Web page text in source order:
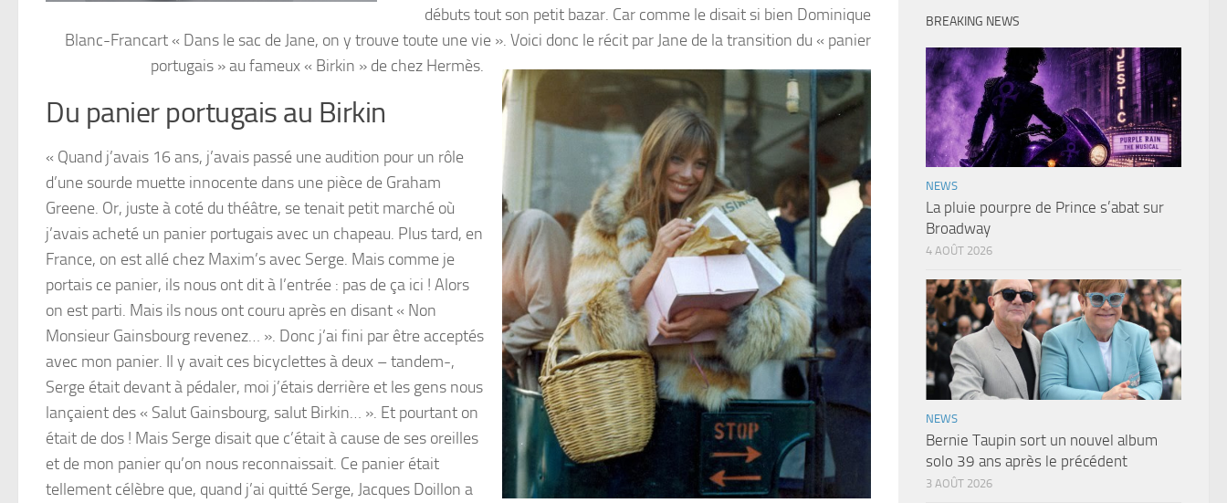
débuts tout son petit bazar. Car comme le disait si bien Dominique
Blanc-Francart « Dans le sac de Jane, on y trouve toute une vie ». Voici donc le récit par Jane de la transition du « panier
portugais » au fameux « Birkin » de chez Hermès.
Du panier portugais au Birkin
« Quand j’avais 16 ans, j’avais passé une audition pour un rôle
d’une sourde muette innocente dans une pièce de Graham
Greene. Or, juste à coté du théâtre, se tenait petit marché où
j’avais acheté un panier portugais avec un chapeau. Plus tard, en
France, on est allé chez Maxim’s avec Serge. Mais comme je
portais ce panier, ils nous ont dit à l’entrée : pas de ça ici ! Alors
on est parti. Mais ils nous ont couru après en disant « Non
Monsieur Gainsbourg revenez… ». Donc j’ai fini par être acceptés
avec mon panier. Il y avait ces bicyclettes à deux – tandem-,
Serge était devant à pédaler, moi j’étais derrière et les gens nous
lançaient des « Salut Gainsbourg, salut Birkin… ». Et pourtant on
était de dos ! Mais Serge disait que c’était à cause de ses oreilles
et de mon panier qu’on nous reconnaissait. Ce panier était
tellement célèbre que, quand j’ai quitté Serge, Jacques Doillon a
BREAKING NEWS
NEWS
La pluie pourpre de Prince s’abat sur
Broadway
4 AOÛT 2026
NEWS
Bernie Taupin sort un nouvel album
solo 39 ans après le précédent
3 AOÛT 2026